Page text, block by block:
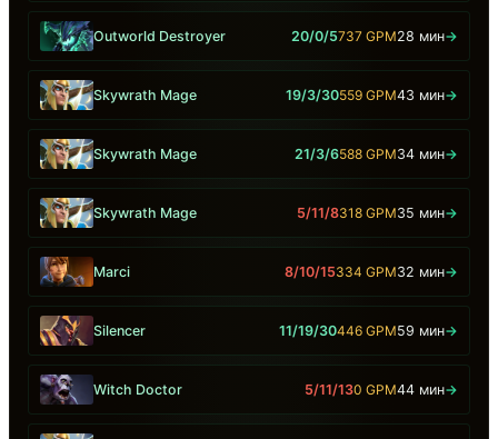
Outworld Destroyer 20/0/5737 GPM28 мин→
Skywrath Mage 19/3/30559 GPM43 мин→
Skywrath Mage 21/3/6588 GPM34 мин→
Skywrath Mage 5/11/8318 GPM35 мин→
Marci 8/10/15334 GPM32 мин→
Silencer 11/19/30446 GPM59 мин→
Witch Doctor 5/11/130 GPM44 мин→